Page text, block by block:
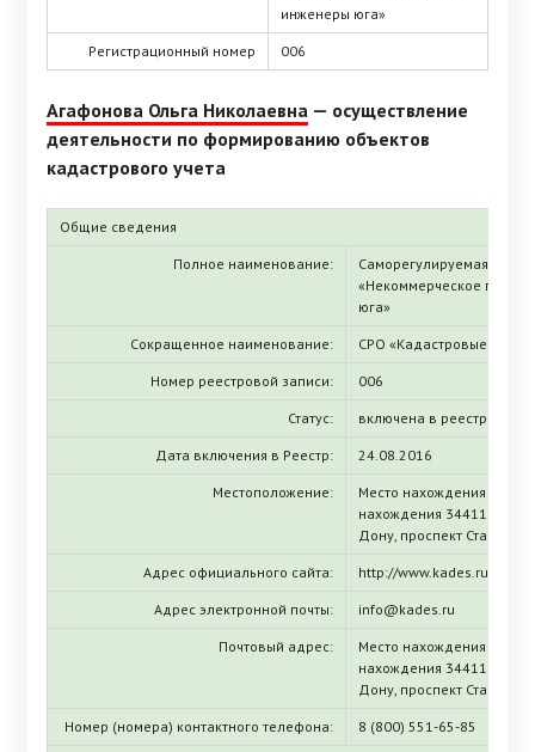
инженеры юга»
Регистрационный номер 006
Агафонова Ольга Николаевна — осуществление
деятельности по формированию объектов
кадастрового учета
Общие сведения
Полное наименование:
Саморегулируемая
«Некоммерческое
юга»
Сокращенное наименование: СРО «Кадастровые
Номер реестровой записи: 006
Статус: включена в реестр
Дата включения в Реестр: 24.08.2016
Местоположение:
Место нахождения
нахождения 344116,
Дону, проспект Стачки,
Адрес официального сайта: http://www.kades.ru
Адрес электронной почты: info@kades.ru
Почтовый адрес:
Место нахождения
нахождения 344116,
Дону, проспект Стачки,
Номер (номера) контактного телефона: 8 (800) 551-65-85